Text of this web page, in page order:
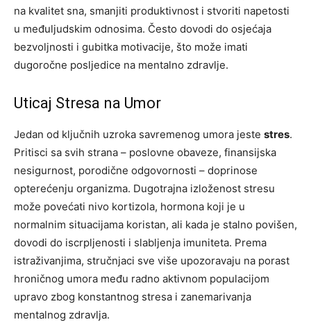
na kvalitet sna, smanjiti produktivnost i stvoriti napetosti
u međuljudskim odnosima. Često dovodi do osjećaja
bezvoljnosti i gubitka motivacije, što može imati
dugoročne posljedice na mentalno zdravlje.
Uticaj Stresa na Umor
Jedan od ključnih uzroka savremenog umora jeste stres.
Pritisci sa svih strana – poslovne obaveze, finansijska
nesigurnost, porodične odgovornosti – doprinose
opterećenju organizma. Dugotrajna izloženost stresu
može povećati nivo kortizola, hormona koji je u
normalnim situacijama koristan, ali kada je stalno povišen,
dovodi do iscrpljenosti i slabljenja imuniteta. Prema
istraživanjima, stručnjaci sve više upozoravaju na porast
hroničnog umora među radno aktivnom populacijom
upravo zbog konstantnog stresa i zanemarivanja
mentalnog zdravlja.